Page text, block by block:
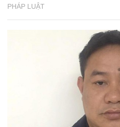
PHÁP LUẬT